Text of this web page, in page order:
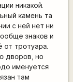
никакой.
камень та
с ней нет ни
знаков и
тротуара.
дворов, но
именуется
там